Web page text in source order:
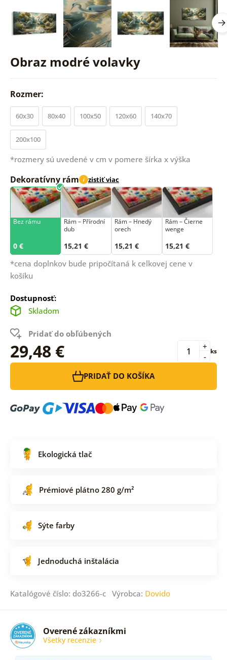
Obraz modré volavky
Rozmer:
60x30 80x40 100x50 120x60 140x70
200x100
*rozmery sú uvedené v cm v pomere šírka x výška
Dekoratívny rám i zistiť viac
Bez rámu
0 €
Rám –⁠⁠⁠⁠⁠⁠ Přírodní
dub
15,21 €
Rám – Hnedý
orech
15,21 €
Rám – Čierne
wenge
15,21 €
*cena doplnkov bude pripočítaná k celkovej cene v
košíku
Dostupnosť:
Skladom
Pridať do obľúbených
29,48 € -
+ ks
PRIDAŤ DO KOŠÍKA
Ekologická tlač
Prémiové plátno 280 g/m²
Sýte farby
Jednoduchá inštalácia
Katalógové číslo: do3266-c Výrobca: Dovido
Overené zákazníkmi
Všetky recenzie